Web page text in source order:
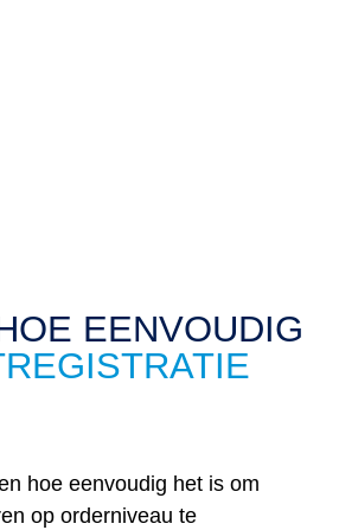
EENVOUDIG
hoe eenvoudig het is om
op orderniveau te